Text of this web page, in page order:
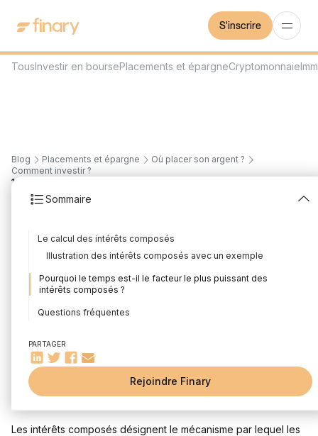
S'inscrire
TousInvestir en boursePlacements et épargneCryptomonnaie
Blog Placements et épargne
Où placer son argent ?
Comment investir ?
Sommaire
Le calcul des intérêts composés
Illustration des intérêts composés avec un exemple
Pourquoi le temps est-il le facteur le plus puissant des
intérêts composés ?
Questions fréquentes
Comment fonctionnent les intérêts composés ?
Comment calculer les intérêts composés ?
Le calcul des intérêts composés s'applique-t-il aussi aux
PARTAGER
Rejoindre Finary
16
et l'investissement :
calcul et taux
Mis à jour le 21 juillet 2026
Les intérêts composés désignent le mécanisme par lequel les